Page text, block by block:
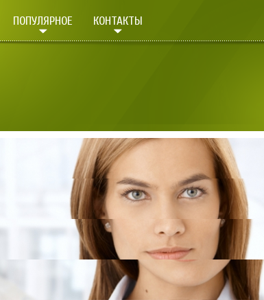
ПОПУЛЯРНОЕ КОНТАКТЫ
ИСТОРИЯ
Онкологические
причине
сосудистых
потенциальный